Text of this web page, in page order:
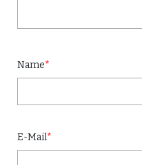
Name*
E-Mail*